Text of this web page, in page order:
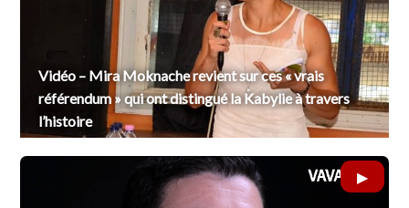
Vidéo – Mira Moknache revient sur ces « vrais
référendum » qui ont distingué la Kabylie à travers
l’histoire